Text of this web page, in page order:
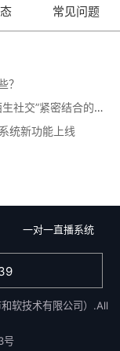
常见问题
？
社交”紧密结合的？
统新功能上线
一对一直播系统
软技术有限公司）.All
号